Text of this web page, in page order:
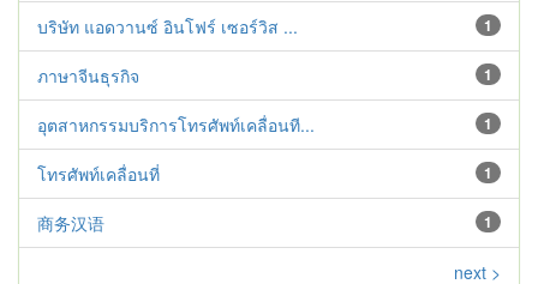
1
บริษัท แอดวานซ์ อินโฟร์ เซอร์วิส ...
1
ภาษาจีนธุรกิจ
1
อุตสาหกรรมบริการโทรศัพท์เคลื่อนที...
1
โทรศัพท์เคลื่อนที่
1
商务汉语
next >